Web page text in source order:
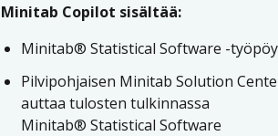
Minitab Copilot sisältää:
Minitab® Statistical Software -
Pilvipohjaisen Minitab Solution
auttaa tulosten tulkinnassa
Minitab® Statistical Software